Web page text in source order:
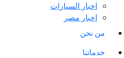
اخبار السيارات
اخبار مصر
من نحن
خدماتنا